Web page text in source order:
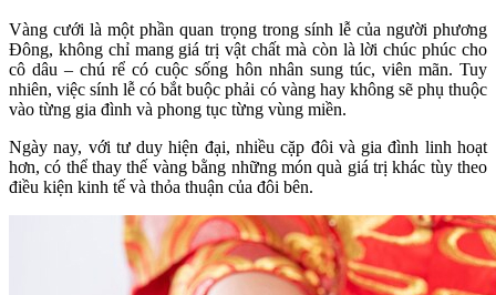
Vàng cưới là một phần quan trọng trong sính lễ của người phương
Đông, không chỉ mang giá trị vật chất mà còn là lời chúc phúc cho
cô dâu – chú rể có cuộc sống hôn nhân sung túc, viên mãn. Tuy
nhiên, việc sính lễ có bắt buộc phải có vàng hay không sẽ phụ thuộc
vào từng gia đình và phong tục từng vùng miền.
Ngày nay, với tư duy hiện đại, nhiều cặp đôi và gia đình linh hoạt
hơn, có thể thay thế vàng bằng những món quà giá trị khác tùy theo
điều kiện kinh tế và thỏa thuận của đôi bên.